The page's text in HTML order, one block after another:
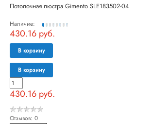
Потолочная люстра Gimento SLE183502-04
Наличие:
430.16 руб.
В корзину
В корзину
430.16 руб.
Отзывов: 0